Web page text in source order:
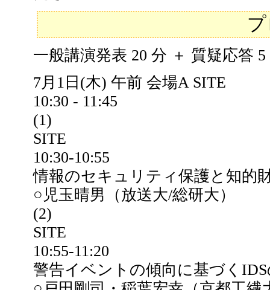
一般講演発表 20 分 ＋ 質疑応答 5
7月1日(木) 午前 会場A SITE
10:30 - 11:45
(1)
SITE
10:30-10:55
情報のセキュリティ保護と知的
○児玉晴男（放送大/総研大）
(2)
SITE
10:55-11:20
警告イベントの傾向に基づく